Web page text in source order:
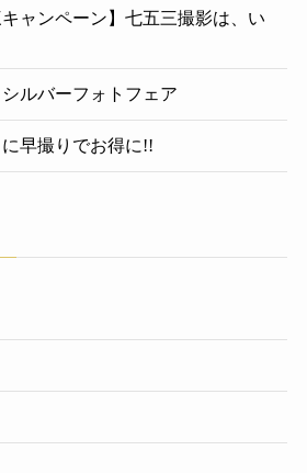
キャンペーン】七五三撮影は、い
ルバーフォトフェア
早撮りでお得に!!